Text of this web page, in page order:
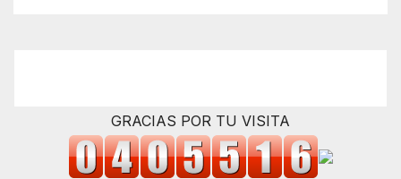
GRACIAS POR TU VISITA